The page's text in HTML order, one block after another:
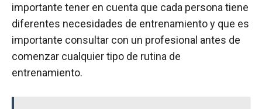
importante tener en cuenta que cada persona tiene
diferentes necesidades de entrenamiento y que es
importante consultar con un profesional antes de
comenzar cualquier tipo de rutina de
entrenamiento.